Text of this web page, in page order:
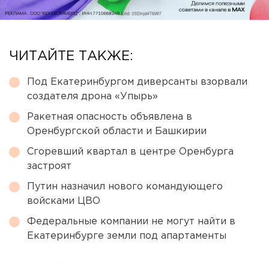
ЧИТАЙТЕ ТАКЖЕ:
Под Екатеринбургом диверсанты взорвали
создателя дрона «Упырь»
Ракетная опасность объявлена в
Оренбургской области и Башкирии
Сгоревший квартал в центре Оренбурга
застроят
Путин назначил нового командующего
войсками ЦВО
Федеральные компании не могут найти в
Екатеринбурге земли под апартаменты